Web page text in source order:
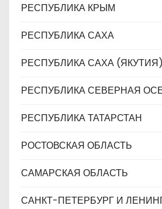
РЕСПУБЛИКА КРЫМ
РЕСПУБЛИКА САХА
РЕСПУБЛИКА САХА (ЯКУТИЯ)
РЕСПУБЛИКА СЕВЕРНАЯ
РЕСПУБЛИКА ТАТАРСТАН
РОСТОВСКАЯ ОБЛАСТЬ
САМАРСКАЯ ОБЛАСТЬ
САНКТ-ПЕТЕРБУРГ И